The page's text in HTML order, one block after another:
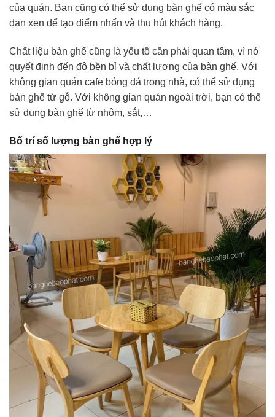
của quán. Bạn cũng có thể sử dụng bàn ghế có màu sắc
đan xen để tạo điểm nhấn và thu hút khách hàng.
Chất liệu bàn ghế cũng là yếu tồ cần phải quan tâm, vì nó
quyết định đến độ bền bỉ và chất lượng của bàn ghế. Với
không gian quán cafe bóng đá trong nhà, có thể sử dụng
bàn ghế từ gỗ. Với không gian quán ngoài trời, bạn có thể
sử dụng bàn ghế từ nhôm, sắt,…
Bố trí số lượng bàn ghế hợp lý